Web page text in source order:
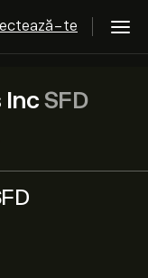
te
Inc SFD